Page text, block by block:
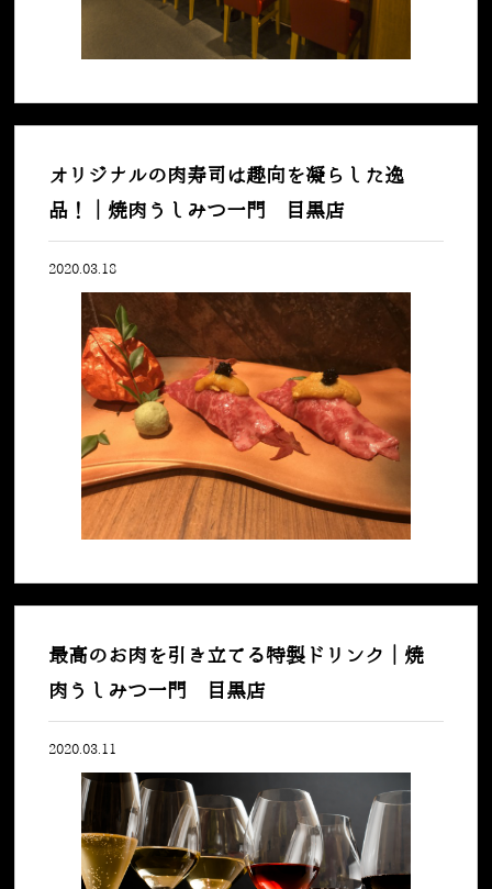
オリジナルの肉寿司は趣向を凝らした逸
品！｜焼肉うしみつ一門 目黒店
2020.03.18
最高のお肉を引き立てる特製ドリンク｜焼
肉うしみつ一門 目黒店
2020.03.11